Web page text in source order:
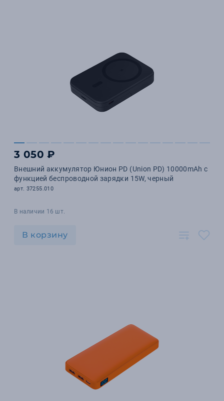
3 050 ₽
Внешний аккумулятор Юнион PD (Union PD) 10000mAh с
функцией беспроводной зарядки 15W, черный
арт. 37255.010
В наличии 16 шт.
В корзину